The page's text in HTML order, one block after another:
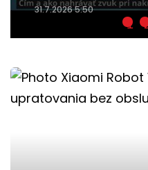
5.8.2026 9:44
1